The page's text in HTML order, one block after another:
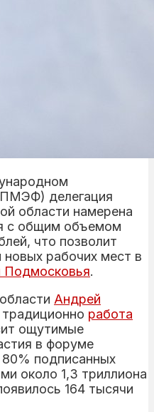
делегация
области намерена
с общим объемом
что позволит
новых рабочих мест в
Подмосковья.
Андрей
традиционно работа
ощутимые
в форуме
подписанных
около 1,3 триллиона
164 тысячи